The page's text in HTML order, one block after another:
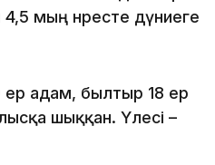
мың нәресте дүниеге
адам, былтыр 18 ер
шыққан. Үлесі –